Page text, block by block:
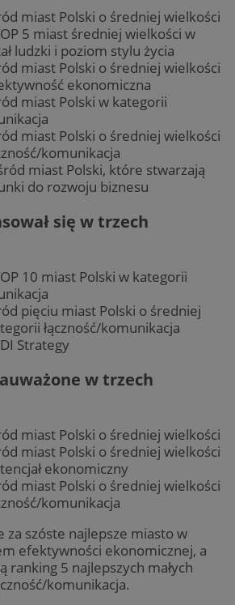
miast Polski o średniej wielkości
5 miast średniej wielkości w
ludzki i poziom stylu życia
miast Polski o średniej wielkości
ekonomiczna
miast Polski w kategorii
miast Polski o średniej wielkości
komunikacja
miast Polski, które stwarzają
do rozwoju biznesu
się w trzech
10 miast Polski w kategorii
pięciu miast Polski o średniej
łączność/komunikacja
Strategy
w trzech
miast Polski o średniej wielkości
miast Polski o średniej wielkości
ekonomiczny
miast Polski o średniej wielkości
komunikacja
za szóste najlepsze miasto w
efektywności ekonomicznej, a
ranking 5 najlepszych małych
komunikacja.